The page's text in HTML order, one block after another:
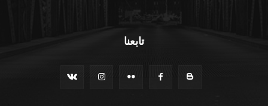
تابعنا